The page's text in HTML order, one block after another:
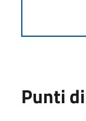
Punti